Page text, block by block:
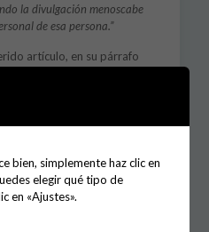
la divulgación menoscabe
de esa persona.”
artículo, en su párrafo
que:
sin convivencia, la víctima
con discapacidad
o los hechos se
bien, simplemente haz clic en
elegir qué tipo de
en «Ajustes».